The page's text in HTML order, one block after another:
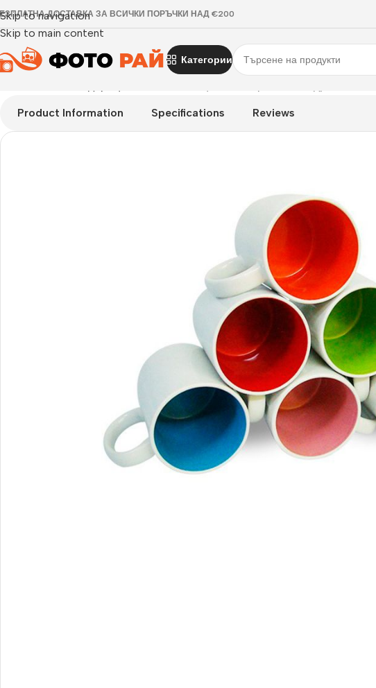
Skip to navigation
Skip to main content
ДОСТАВКА ЗА ВСИЧКИ ПОРЪЧКИ НАД €200
Категории
Product Information Specifications Reviews